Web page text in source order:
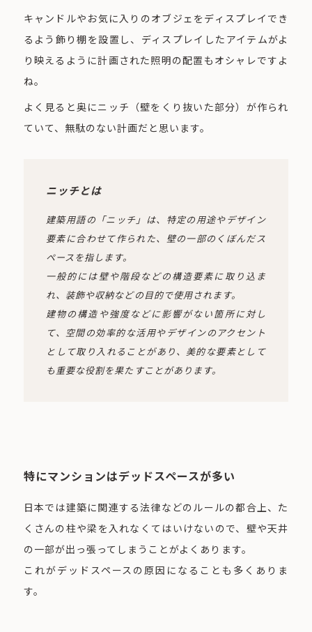
キャンドルやお気に入りのオブジェをディスプレイでき
るよう飾り棚を設置し、ディスプレイしたアイテムがよ
り映えるように計画された照明の配置もオシャレですよ
ね。
よく見ると奥にニッチ（壁をくり抜いた部分）が作られ
ていて、無駄のない計画だと思います。
ニッチとは
建築用語の「ニッチ」は、特定の用途やデザイン
要素に合わせて作られた、壁の一部のくぼんだス
ペースを指します。
一般的には壁や階段などの構造要素に取り込ま
れ、装飾や収納などの目的で使用されます。
建物の構造や強度などに影響がない箇所に対し
て、空間の効率的な活用やデザインのアクセント
として取り入れることがあり、美的な要素として
も重要な役割を果たすことがあります。
特にマンションはデッドスペースが多い
日本では建築に関連する法律などのルールの都合上、た
くさんの柱や梁を入れなくてはいけないので、壁や天井
の一部が出っ張ってしまうことがよくあります。
これがデッドスペースの原因になることも多くありま
す。